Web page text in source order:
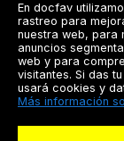
Docfav
En docfav
rastreo para
nuestra web, para
anuncios
web y para
visitantes. Si das
usará cookies y
Más información